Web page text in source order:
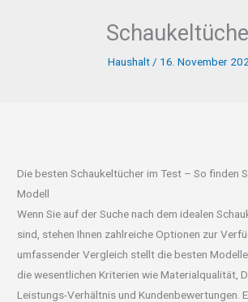
Haushalt/ 16. November
Die besten Schaukeltücher im Test – So finden
Modell
Wenn Sie auf der Suche nach dem idealen
sind, stehen Ihnen zahlreiche Optionen zur
umfassender Vergleich stellt die besten
die wesentlichen Kriterien wie Materialqualität,
Leistungs-Verhältnis und Kundenbewertungen.